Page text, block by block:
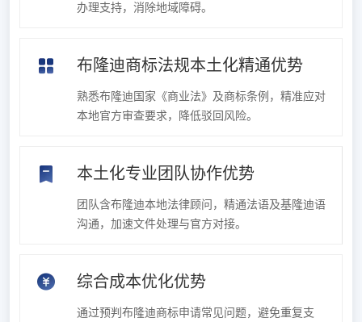
办理支持，消除地域障碍。
布隆迪商标法规本土化精通优势
熟悉布隆迪国家《商业法》及商标条例，精准应对
本地官方审查要求，降低驳回风险。
本土化专业团队协作优势
团队含布隆迪本地法律顾问，精通法语及基隆迪语
沟通，加速文件处理与官方对接。
综合成本优化优势
通过预判布隆迪商标申请常见问题，避免重复支